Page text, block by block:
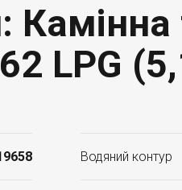
LPG
Водяний контур